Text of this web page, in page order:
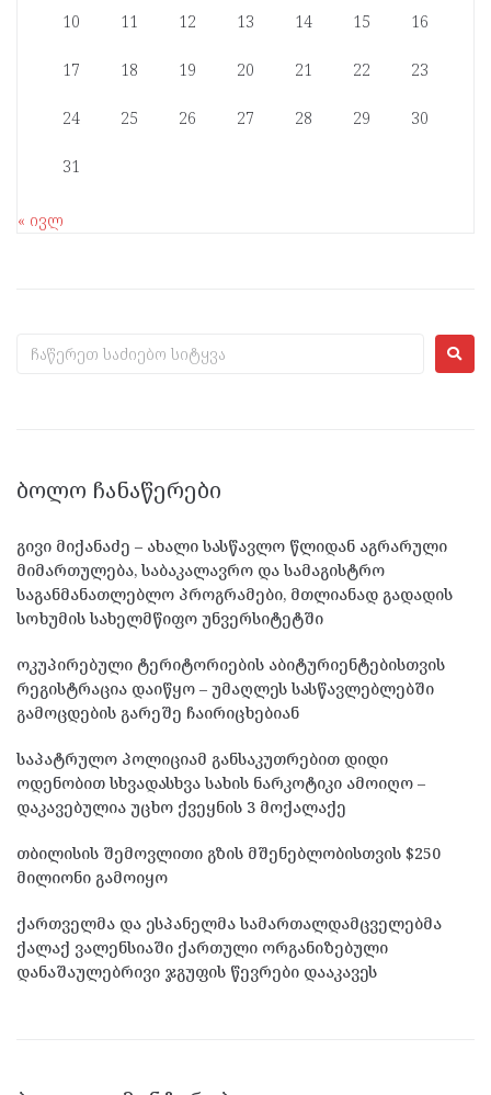
10 11 12 13 14 15 16
17 18 19 20 21 22 23
24 25 26 27 28 29 30
31
« ივლ
ᲑᲝᲚᲝ ᲩᲐᲜᲐᲬᲔᲠᲔᲑᲘ
გივი მიქანაძე – ახალი სასწავლო წლიდან აგრარული
მიმართულება, საბაკალავრო და სამაგისტრო
საგანმანათლებლო პროგრამები, მთლიანად გადადის
სოხუმის სახელმწიფო უნვერსიტეტში
ოკუპირებული ტერიტორიების აბიტურიენტებისთვის
რეგისტრაცია დაიწყო – უმაღლეს სასწავლებლებში
გამოცდების გარეშე ჩაირიცხებიან
საპატრულო პოლიციამ განსაკუთრებით დიდი
ოდენობით სხვადასხვა სახის ნარკოტიკი ამოიღო –
დაკავებულია უცხო ქვეყნის 3 მოქალაქე
თბილისის შემოვლითი გზის მშენებლობისთვის $250
მილიონი გამოიყო
ქართველმა და ესპანელმა სამართალდამცველებმა
ქალაქ ვალენსიაში ქართული ორგანიზებული
დანაშაულებრივი ჯგუფის წევრები დააკავეს